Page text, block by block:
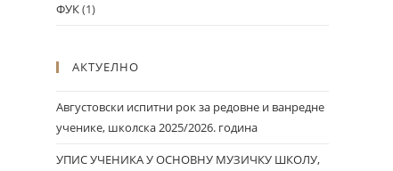
ФУК(1)
АКТУЕЛНО
Августовски испитни рок за редовне и ванредне
ученике, школска 2025/2026. година
УПИС УЧЕНИКА У ОСНОВНУ МУЗИЧКУ ШКОЛУ,